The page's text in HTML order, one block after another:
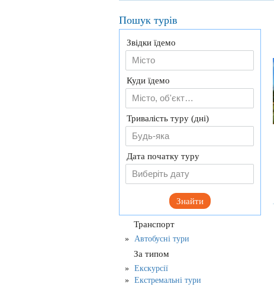
Пошук турів
Звідки їдемо
Куди їдемо
Тривалість туру (дні)
Будь-яка
Дата початку туру
Знайти
Транспорт
Автобусні тури
За типом
Екскурсії
Екстремальні тури